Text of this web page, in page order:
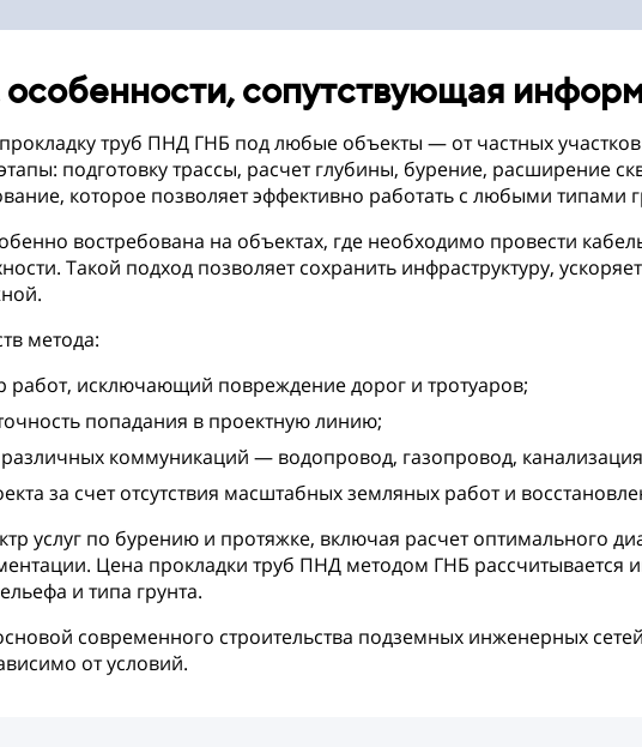
сопутствующая
труб ПНД ГНБ под любые объекты — от частных
подготовку трассы, расчет глубины, бурение, расширение
которое позволяет эффективно работать с любыми типами
востребована на объектах, где необходимо провести
Такой подход позволяет сохранить инфраструктуру,
метода:
работ, исключающий повреждение дорог и тротуаров;
попадания в проектную линию;
коммуникаций — водопровод, газопровод,
за счет отсутствия масштабных земляных работ и
услуг по бурению и протяжке, включая расчет оптимального
Цена прокладки труб ПНД методом ГНБ рассчитывается
и типа грунта.
современного строительства подземных инженерных
от условий.